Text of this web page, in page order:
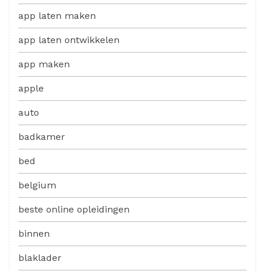
app laten maken
app laten ontwikkelen
app maken
apple
auto
badkamer
bed
belgium
beste online opleidingen
binnen
blaklader